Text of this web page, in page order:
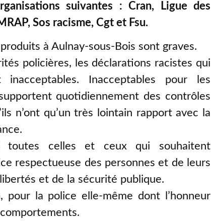
suivantes : Cran, Ligue des
Sos racisme, Cgt et Fsu.
à Aulnay-sous-Bois sont graves.
policières, les déclarations racistes qui
Inacceptables pour les
quotidiennement des contrôles
n’ont qu’un très lointain rapport avec la
toutes celles et ceux qui souhaitent
respectueuse des personnes et de leurs
et de la sécurité publique.
pour la police elle-même dont l’honneur